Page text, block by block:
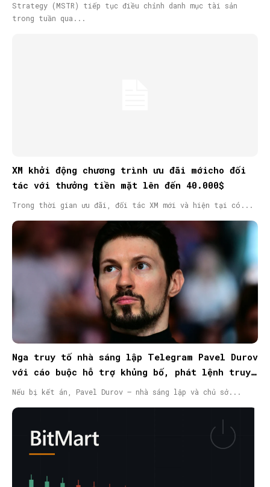
Strategy (MSTR) tiếp tục điều chỉnh danh mục tài sản
trong tuần qua...
XM khởi động chương trình ưu đãi mớicho đối
tác với thưởng tiền mặt lên đến 40.000$
Trong thời gian ưu đãi, đối tác XM mới và hiện tại có...
Nga truy tố nhà sáng lập Telegram Pavel Durov
với cáo buộc hỗ trợ khủng bố, phát lệnh truy
nã quốc tế
Nếu bị kết án, Pavel Durov – nhà sáng lập và chủ sở...